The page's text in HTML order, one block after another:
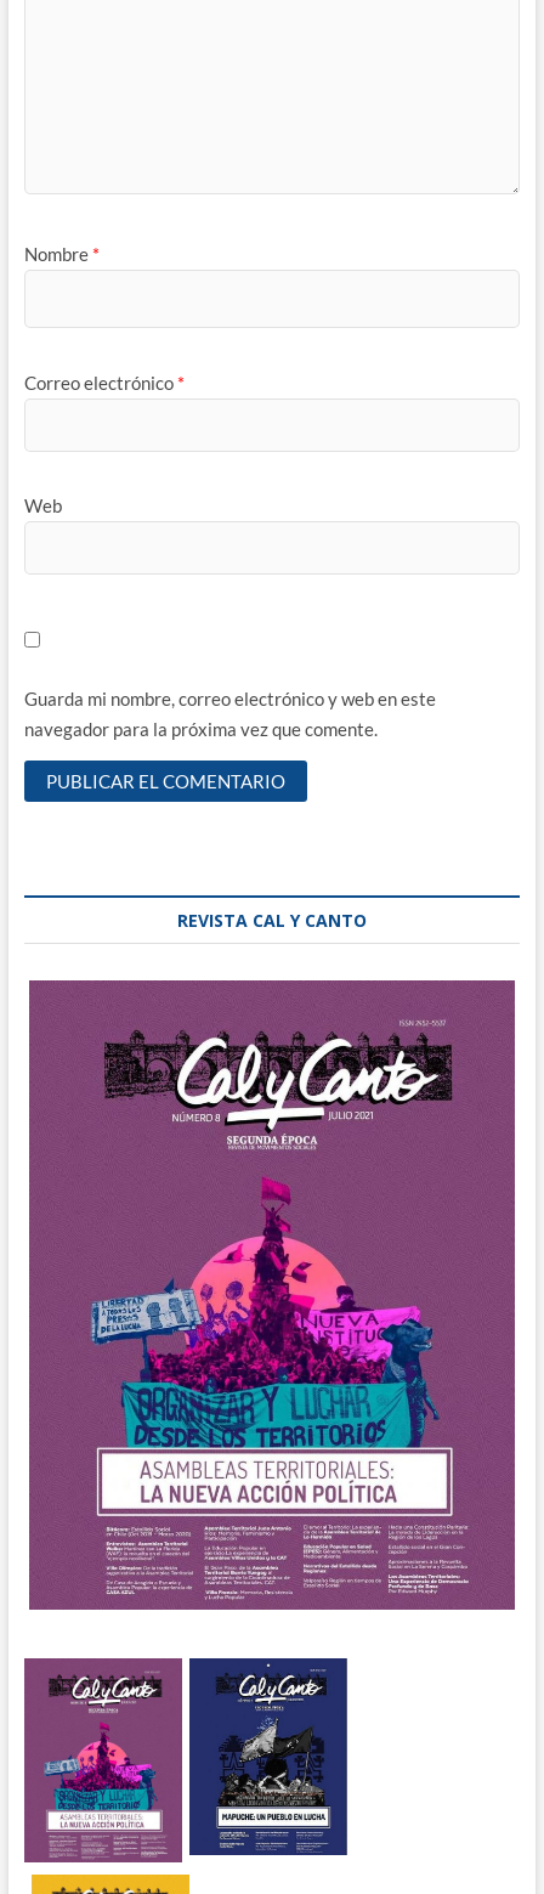
Nombre *
Correo electrónico *
Web
Guarda mi nombre, correo electrónico y web en este
navegador para la próxima vez que comente.
REVISTA CAL Y CANTO